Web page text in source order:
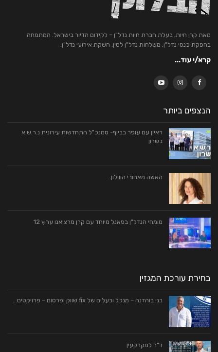
מאת קרן חיות, בעלת חברת חיות נדל"ן – לקידום הדיור בישראל. המתמחה
בהפקת כנסי נדל"ן, משלחות נדל"ן לסין, השקת אירועי נדל"ן.
קרא/י עוד...
הנצפים ביותר
ראיון עם עופר בביוף- סמנכ"ל התחדשות עירונית נ.ר.ש.א
בשרון
האשה מאחורי הווילון..
מומחי הנדל"ן בפאנל מיוחד עם קרן מרציאנו ערוץ 12
בחירת עורכת המגזין
בני בוהדנה – מנכל ובעלים של fix שווק ופרסום – פרויקטים…
ד"ר למקרקעין